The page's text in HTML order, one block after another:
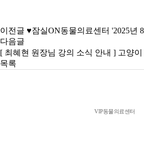
이전글 ♥잠실ON동물의료센터 '2025년
다음글
[ 최혜현 원장님 강의 소식 안내 ] 고양
목록
VIP동물의료센터